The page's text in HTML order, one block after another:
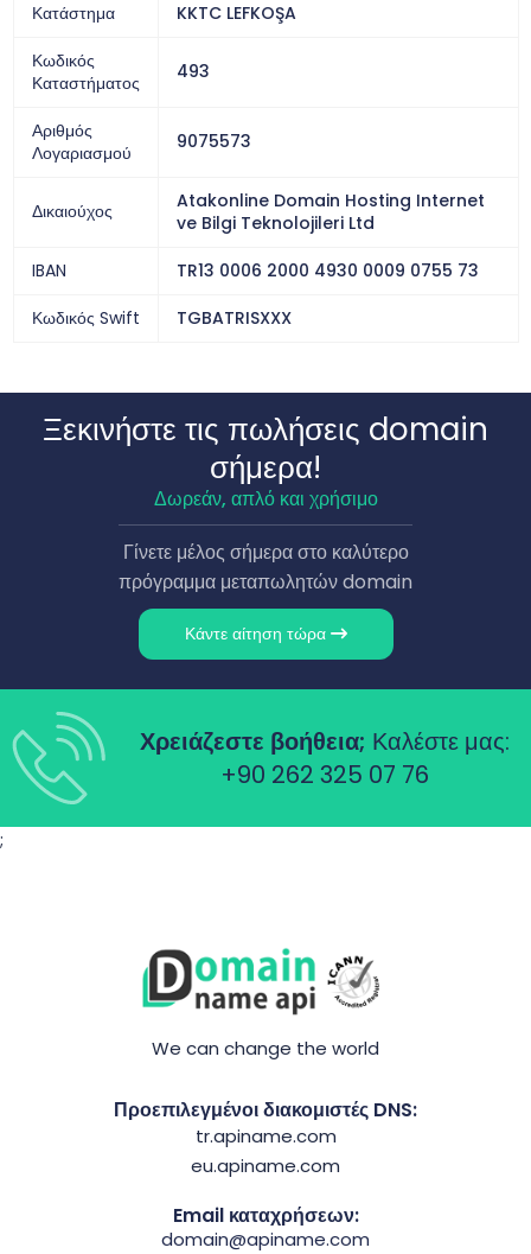
Κατάστημα
KKTC LEFKOŞA
Κωδικός
Καταστήματος
493
Αριθμός
Λογαριασμού
9075573
Δικαιούχος
Atakonline Domain Hosting Internet
ve Bilgi Teknolojileri Ltd
IBAN
TR13 0006 2000 4930 0009 0755 73
Κωδικός Swift
TGBATRISXXX
Ξεκινήστε τις πωλήσεις domain
σήμερα!
Δωρεάν, απλό και χρήσιμο
Γίνετε μέλος σήμερα στο καλύτερο
πρόγραμμα μεταπωλητών domain
Κάντε αίτηση τώρα
Χρειάζεστε βοήθεια; Καλέστε μας:
+90 262 325 07 76
;
We can change the world
Προεπιλεγμένοι διακομιστές DNS:
tr.apiname.com
eu.apiname.com
Email καταχρήσεων:
domain@apiname.com